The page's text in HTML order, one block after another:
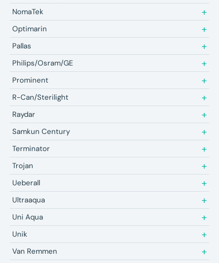
NomaTek
Optimarin
Pallas
Philips/Osram/GE
Prominent
R-Can/Sterilight
Raydar
Samkun Century
Terminator
Trojan
Ueberall
Ultraaqua
Uni Aqua
Unik
Van Remmen